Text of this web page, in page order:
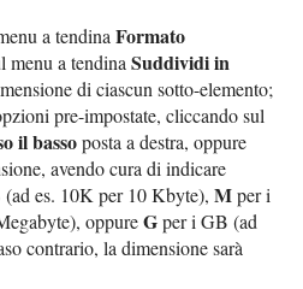
a tendinaFormato
menu a tendinaSuddividi in
di ciascun sotto-elemento;
pre-impostate, cliccando sul
il bassoposta a destra, oppure
avendo cura di indicare
es. 10K per 10 Kbyte),Mper i
oppureGper i GB (ad
contrario, la dimensione sarà